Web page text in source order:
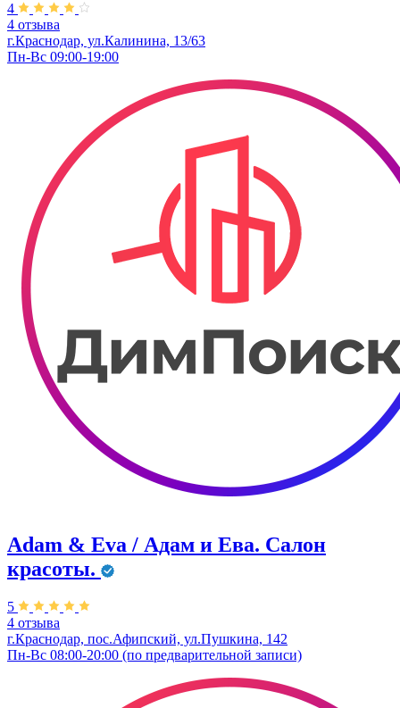
4
4 отзыва
г.Краснодар, ул.Калинина, 13/63
Пн-Вс 09:00-19:00
Adam & Eva / Адам и Ева. Салон
красоты.
5
4 отзыва
г.Краснодар, пос.Афипский, ул.Пушкина, 142
Пн-Вс 08:00-20:00 (по предварительной записи)